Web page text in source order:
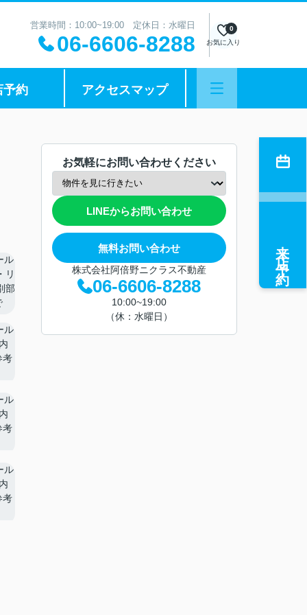
営業時間：10:00~19:00 定休日：水曜日
06-6606-8288 お気に入り
0
予約 アクセスマップ
お気軽にお問い合わせください
LINEからお問い合わせ
無料お問い合わせ
株式会社阿倍野ニクラス不動産
06-6606-8288
10:00~19:00
（休：水曜日）
来店予約